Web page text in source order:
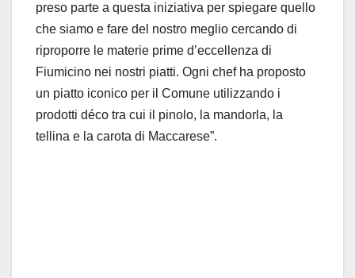
preso parte a questa iniziativa per spiegare quello
che siamo e fare del nostro meglio cercando di
riproporre le materie prime d’eccellenza di
Fiumicino nei nostri piatti. Ogni chef ha proposto
un piatto iconico per il Comune utilizzando i
prodotti déco tra cui il pinolo, la mandorla, la
tellina e la carota di Maccarese”.